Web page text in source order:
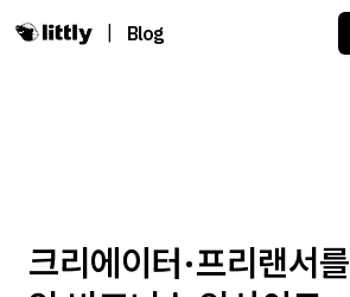
Blog
크리에이터·프리랜서